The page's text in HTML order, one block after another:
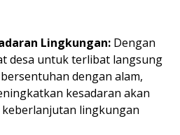
Lingkungan: Dengan
desa untuk terlibat langsung
dengan alam,
kesadaran akan
lingkungan